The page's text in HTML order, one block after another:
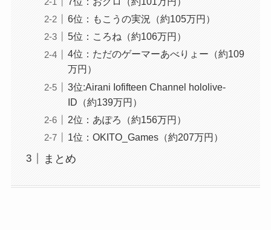
6位：もこうの実況（約105万円）
5位：ころね（約106万円）
4位：ただのゲーマーあべりょー（約109
万円）
3位:Airani Iofifteen Channel hololive-
ID（約139万円）
2位：あぽろ（約156万円）
1位：OKITO_Games（約207万円）
まとめ